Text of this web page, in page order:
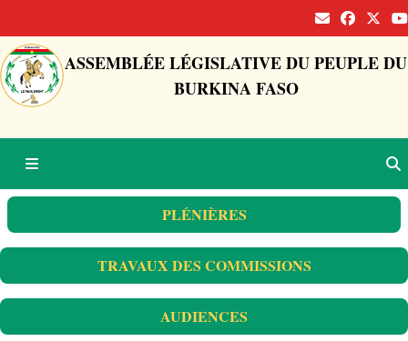
ASSEMBLÉE LÉGISLATIVE DU PEUPLE DU
BURKINA FASO
PLÉNIÈRES
TRAVAUX DES COMMISSIONS
AUDIENCES